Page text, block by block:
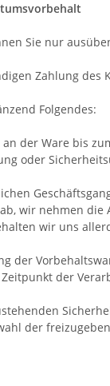
Sie nur
Zahlung des
Folgendes:
der Ware bis
oder
wir nehmen
wir uns
der
der
der